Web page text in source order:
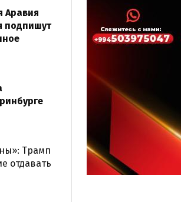
Аравия
подпишут
Трамп
отдавать